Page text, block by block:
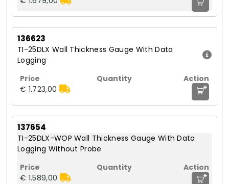
136623
TI-25DLX Wall Thickness Gauge With Data
Logging
€ 1.723,00 +
137654
TI-25DLX-WOP Wall Thickness Gauge With Data
Logging Without Probe
€ 1.589,00 +